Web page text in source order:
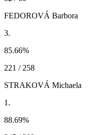
FEDOROVÁ Barbora
3.
85.66%
221 / 258
STRAKOVÁ Michaela
1.
88.69%